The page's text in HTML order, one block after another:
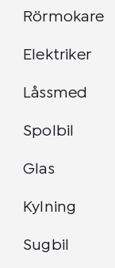
Rörmokare
Elektriker
Låssmed
Spolbil
Glas
Kylning
Sugbil